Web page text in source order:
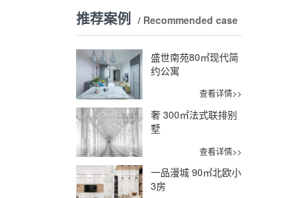
推荐案例 / Recommended case
盛世南苑80㎡现代简
约公寓
查看详情>>
奢 300㎡法式联排别
墅
查看详情>>
一品漫城 90㎡北欧小
3房